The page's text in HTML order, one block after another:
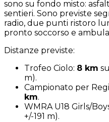
sono su fondo misto:
sentieri. Sono previste
radio, due punti ristoro
pronto soccorso e
Distanze previste:
Trofeo Ciolo: 8 km
m).
Campionato per
km.
WMRA U18 Girls/
+/-191 m).